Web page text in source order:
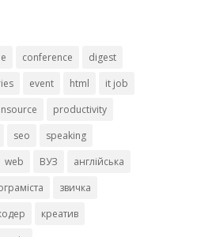
conference
digest
event html
it job
productivity
seo
speaking
web ВУЗ
англійська
звичка
креатив